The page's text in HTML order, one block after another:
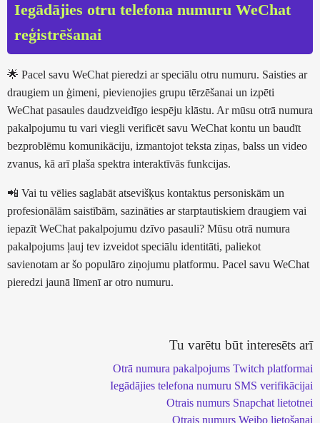
Iegādājies otru telefona numuru WeChat
reģistrēšanai
🌟 Pacel savu WeChat pieredzi ar speciālu otru numuru. Saisties ar
draugiem un ģimeni, pievienojies grupu tērzēšanai un izpēti
WeChat pasaules daudzveidīgo iespēju klāstu. Ar mūsu otrā numura
pakalpojumu tu vari viegli verificēt savu WeChat kontu un baudīt
bezproblēmu komunikāciju, izmantojot teksta ziņas, balss un video
zvanus, kā arī plaša spektra interaktīvās funkcijas.
📲 Vai tu vēlies saglabāt atsevišķus kontaktus personiskām un
profesionālām saistībām, sazināties ar starptautiskiem draugiem vai
iepazīt WeChat pakalpojumu dzīvo pasauli? Mūsu otrā numura
pakalpojums ļauj tev izveidot speciālu identitāti, paliekot
savienotam ar šo populāro ziņojumu platformu. Pacel savu WeChat
pieredzi jaunā līmenī ar otro numuru.
Tu varētu būt interesēts arī
Otrā numura pakalpojums Twitch platformai
Iegādājies telefona numuru SMS verifikācijai
Otrais numurs Snapchat lietotnei
Otrais numurs Weibo lietošanai